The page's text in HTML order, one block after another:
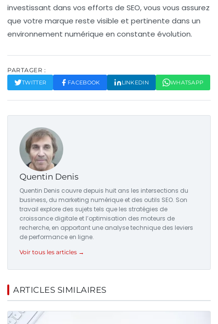
investissant dans vos efforts de SEO, vous vous assurez
que votre marque reste visible et pertinente dans un
environnement numérique en constante évolution.
PARTAGER :
TWITTER FACEBOOK LINKEDIN WHATSAPP
Quentin Denis
Quentin Denis couvre depuis huit ans les intersections du
business, du marketing numérique et des outils SEO. Son
travail explore des sujets tels que les stratégies de
croissance digitale et l’optimisation des moteurs de
recherche, en apportant une analyse technique des leviers
de performance en ligne.
Voir tous les articles →
ARTICLES SIMILAIRES